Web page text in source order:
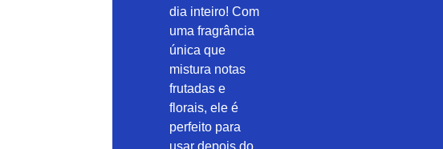
dia inteiro! Com
uma fragrância
única que
mistura notas
frutadas e
florais, ele é
perfeito para
usar depois do